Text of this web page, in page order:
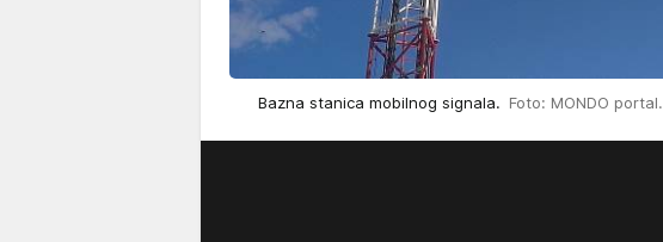
Bazna stanica mobilnog signala. Foto: MONDO portal.